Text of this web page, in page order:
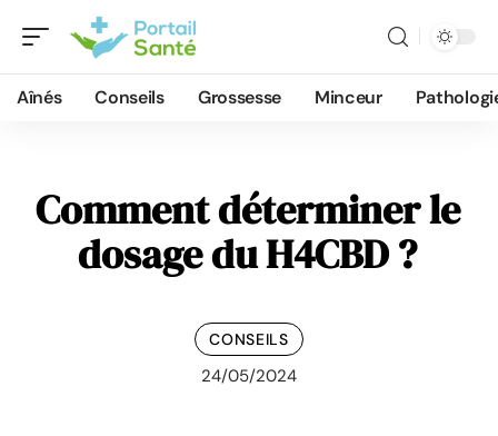
Aînés Conseils Grossesse Minceur
Comment déterminer le
dosage du H4CBD ?
CONSEILS
24/05/2024